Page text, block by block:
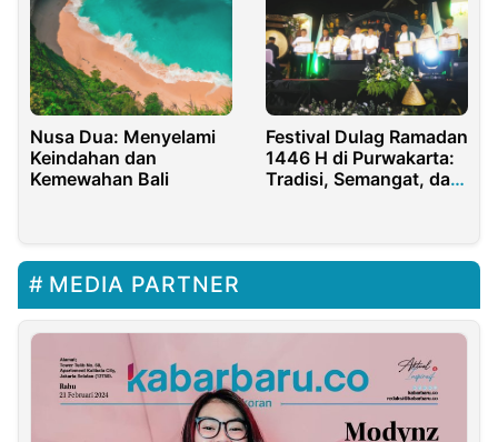
Nusa Dua: Menyelami
Keindahan dan
Kemewahan Bali
Festival Dulag Ramadan
1446 H di Purwakarta:
Tradisi, Semangat, dan
MEDIA PARTNER